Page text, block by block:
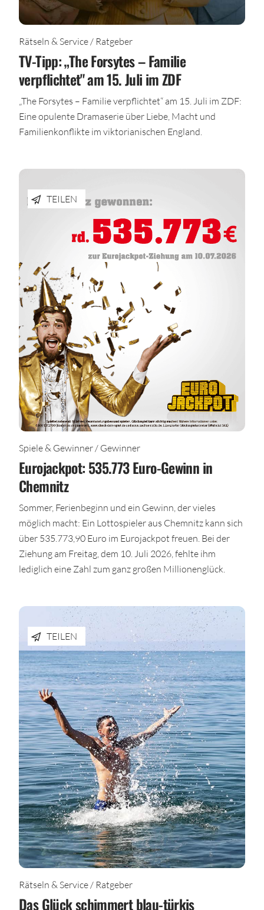
Rätseln & Service / Ratgeber
TV-Tipp: „The Forsytes – Familie
verpflichtet" am 15. Juli im ZDF
„The Forsytes – Familie verpflichtet“ am 15. Juli im ZDF:
Eine opulente Dramaserie über Liebe, Macht und
Familienkonflikte im viktorianischen England.
TEILEN
Spiele & Gewinner / Gewinner
Eurojackpot: 535.773 Euro-Gewinn in
Chemnitz
Sommer, Ferienbeginn und ein Gewinn, der vieles
möglich macht: Ein Lottospieler aus Chemnitz kann sich
über 535.773,90 Euro im Eurojackpot freuen. Bei der
Ziehung am Freitag, dem 10. Juli 2026, fehlte ihm
lediglich eine Zahl zum ganz großen Millionenglück.
TEILEN
Rätseln & Service / Ratgeber
Das Glück schimmert blau-türkis